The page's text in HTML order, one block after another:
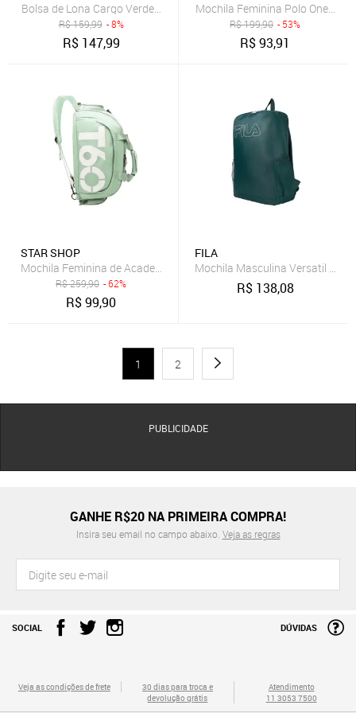
Bolsa de Lona Cargo Verde Maktub - Modelo de Ombro de Mão
R$159,99 - 8%
R$ 147,99
Mochila Feminina Polo One
R$199,90 - 53%
R$93,91
STAR SHOP
Mochila Feminina de Academia Mala Viagem Star Shop Verde
R$259,90 - 62%
R$99,90
FILA
Mochila Masculina Versatil Dia a
R$ 138,08
1 2
PUBLICIDADE
GANHE R$20 NA PRIMEIRA COMPRA!
Insira seu email no campo abaixo. Veja as regras
SOCIAL DÚVIDAS
Veja as condições de frete
30 dias para troca e
devolução grátis
Atendimento
11 3053 7500